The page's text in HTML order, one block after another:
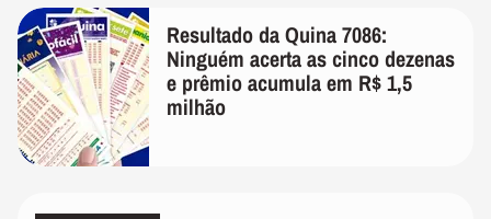
Resultado da Quina 7086:
Ninguém acerta as cinco dezenas
e prêmio acumula em R$ 1,5
milhão